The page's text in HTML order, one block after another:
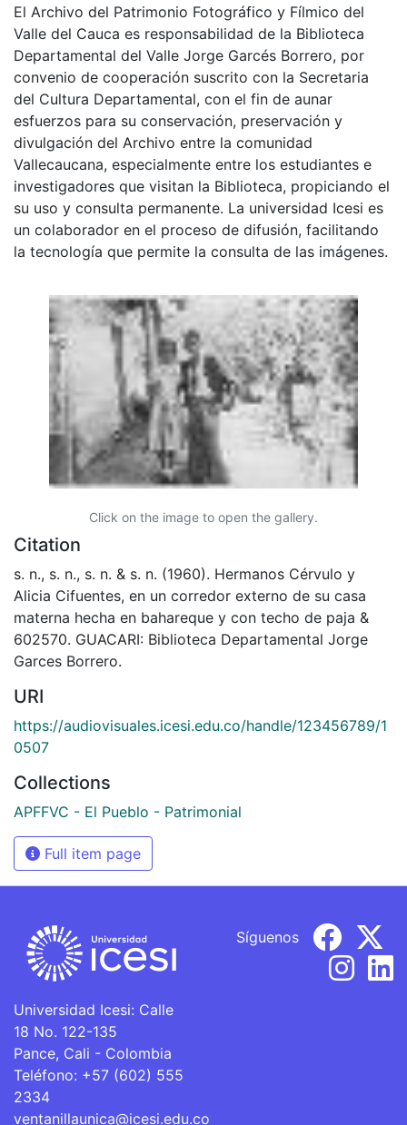
El Archivo del Patrimonio Fotográfico y Fílmico del
Valle del Cauca es responsabilidad de la Biblioteca
Departamental del Valle Jorge Garcés Borrero, por
convenio de cooperación suscrito con la Secretaria
del Cultura Departamental, con el fin de aunar
esfuerzos para su conservación, preservación y
divulgación del Archivo entre la comunidad
Vallecaucana, especialmente entre los estudiantes e
investigadores que visitan la Biblioteca, propiciando el
su uso y consulta permanente. La universidad Icesi es
un colaborador en el proceso de difusión, facilitando
la tecnología que permite la consulta de las imágenes.
Click on the image to open the gallery.
Citation
s. n., s. n., s. n. & s. n. (1960). Hermanos Cérvulo y
Alicia Cifuentes, en un corredor externo de su casa
materna hecha en bahareque y con techo de paja &
602570. GUACARI: Biblioteca Departamental Jorge
Garces Borrero.
URI
https://audiovisuales.icesi.edu.co/handle/123456789/1
0507
Collections
APFFVC - El Pueblo - Patrimonial
Full item page
Universidad Icesi: Calle
18 No. 122-135
Pance, Cali - Colombia
Teléfono: +57 (602) 555
2334
ventanillaunica@icesi.edu.co
Síguenos